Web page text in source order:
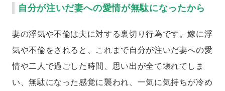
自分が注いだ妻への愛情が無駄になったから
妻の浮気や不倫は夫に対する裏切り行為です。嫁に浮
気や不倫をされると、これまで自分が注いだ妻への愛
情や二人で過ごした時間、思い出が全て壊れてしま
い、無駄になった感覚に襲われ、一気に気持ちが冷め